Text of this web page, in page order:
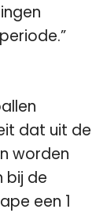
dat uit de
worden
bij de
een 1